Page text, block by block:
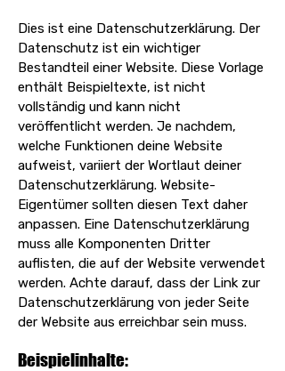
Dies ist eine Datenschutzerklärung. Der
Datenschutz ist ein wichtiger
Bestandteil einer Website. Diese Vorlage
enthält Beispieltexte, ist nicht
vollständig und kann nicht
veröffentlicht werden. Je nachdem,
welche Funktionen deine Website
aufweist, variiert der Wortlaut deiner
Datenschutzerklärung. Website-
Eigentümer sollten diesen Text daher
anpassen. Eine Datenschutzerklärung
muss alle Komponenten Dritter
auflisten, die auf der Website verwendet
werden. Achte darauf, dass der Link zur
Datenschutzerklärung von jeder Seite
der Website aus erreichbar sein muss.
Beispielinhalte: